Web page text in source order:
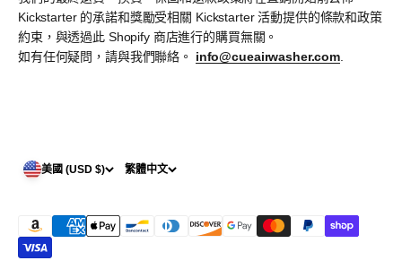
Kickstarter 的承諾和獎勵受相關 Kickstarter 活動提供的條款和政策
約束，與透過此 Shopify 商店進行的購買無關。
如有任何疑問，請與我們聯絡。 info@cueairwasher.com.
美國 (USD $) 繁體中文